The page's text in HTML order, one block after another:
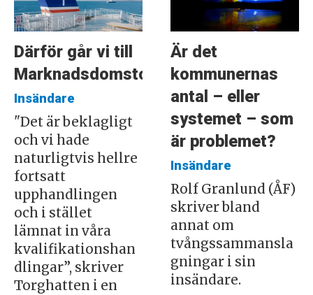
Därför går vi till
Marknadsdomstolen
Insändare
"Det är beklagligt
och vi hade
naturligtvis hellre
fortsatt
upphandlingen
och i stället
lämnat in våra
kvalifikationshan
dlingar”, skriver
Torghatten i en
Är det
kommunernas
antal – eller
systemet – som
är problemet?
Insändare
Rolf Granlund (ÅF)
skriver bland
annat om
tvångssammansla
gningar i sin
insändare.